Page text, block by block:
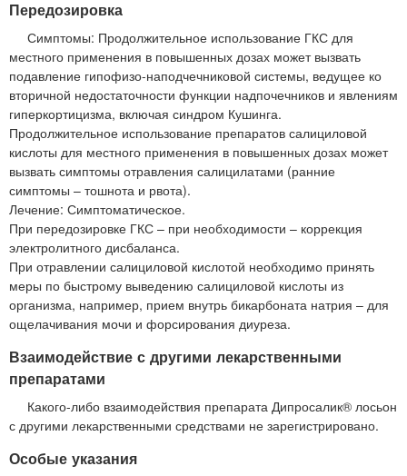
Передозировка
Симптомы: Продолжительное использование ГКС для
местного применения в повышенных дозах может вызвать
подавление гипофизо-наподчечниковой системы, ведущее ко
вторичной недостаточности функции надпочечников и явлениям
гиперкортицизма, включая синдром Кушинга.
Продолжительное использование препаратов салициловой
кислоты для местного применения в повышенных дозах может
вызвать симптомы отравления салицилатами (ранние
симптомы – тошнота и рвота).
Лечение: Симптоматическое.
При передозировке ГКС – при необходимости – коррекция
электролитного дисбаланса.
При отравлении салициловой кислотой необходимо принять
меры по быстрому выведению салициловой кислоты из
организма, например, прием внутрь бикарбоната натрия – для
ощелачивания мочи и форсирования диуреза.
Взаимодействие с другими лекарственными
препаратами
Какого-либо взаимодействия препарата Дипросалик® лосьон
с другими лекарственными средствами не зарегистрировано.
Особые указания